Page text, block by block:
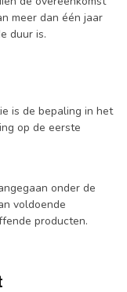
meer dan één jaar
duur is.
is de bepaling in het
op de eerste
onder de
voldoende
producten.